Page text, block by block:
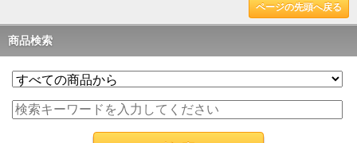
ページの先頭へ戻る
商品検索